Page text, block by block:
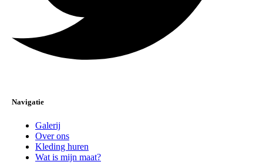
Navigatie
Galerij
Over ons
Kleding huren
Wat is mijn maat?